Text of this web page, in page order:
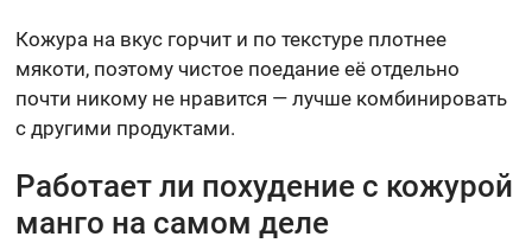
Кожура на вкус горчит и по текстуре плотнее
мякоти, поэтому чистое поедание её отдельно
почти никому не нравится — лучше комбинировать
с другими продуктами.
Работает ли похудение с кожурой
манго на самом деле